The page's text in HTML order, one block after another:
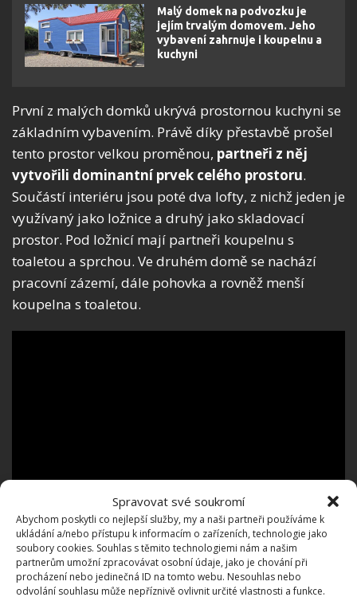
Spravovat své soukromí
Abychom poskytli co nejlepší služby, my a naši partneři používáme k
ukládání a/nebo přístupu k informacím o zařízeních, technologie jako
soubory cookies. Souhlas s těmito technologiemi nám a našim
partnerům umožní zpracovávat osobní údaje, jako je chování při
procházení nebo jedinečná ID na tomto webu. Nesouhlas nebo
odvolání souhlasu může nepříznivě ovlivnit určité vlastnosti a funkce.
Malý domek na podvozku je
jejím trvalým domovem. Jeho
vybavení zahrnuje i koupelnu a
kuchyni
První z malých domků ukrývá prostornou kuchyni se
základním vybavením. Právě díky přestavbě prošel
tento prostor velkou proměnou, partneři z něj
vytvořili dominantní prvek celého prostoru.
Součástí interiéru jsou poté dva lofty, z nichž jeden je
využívaný jako ložnice a druhý jako skladovací
prostor. Pod ložnicí mají partneři koupelnu s
toaletou a sprchou. Ve druhém domě se nachází
pracovní zázemí, dále pohovka a rovněž menší
koupelna s toaletou.